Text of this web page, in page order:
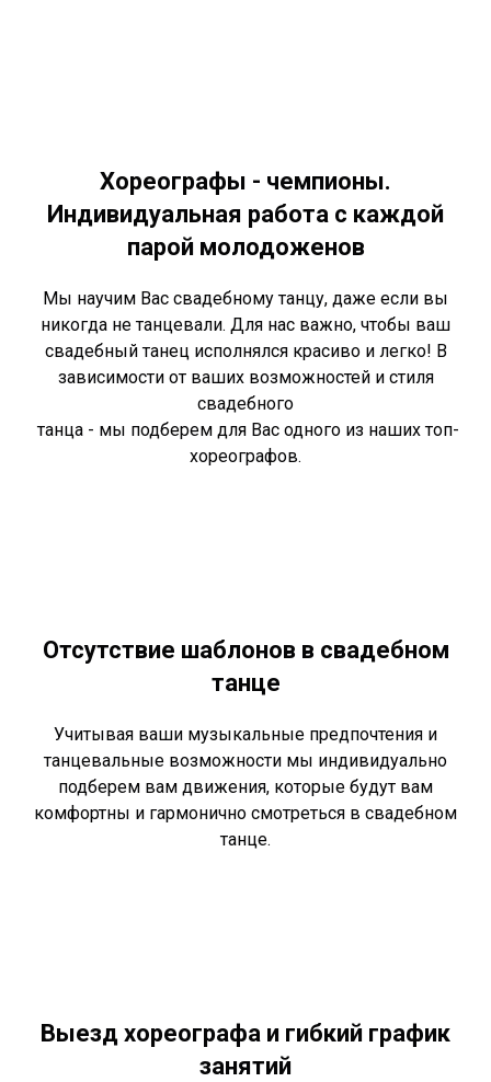
Хореографы - чемпионы.
Индивидуальная работа с каждой
парой молодоженов
Мы научим Вас свадебному танцу, даже если вы
никогда не танцевали. Для нас важно, чтобы ваш
свадебный танец исполнялся красиво и легко! В
зависимости от ваших возможностей и стиля
свадебного
танца - мы подберем для Вас одного из наших топ-
хореографов.
Отсутствие шаблонов в свадебном
танце
Учитывая ваши музыкальные предпочтения и
танцевальные возможности мы индивидуально
подберем вам движения, которые будут вам
комфортны и гармонично смотреться в свадебном
танце.
Выезд хореографа и гибкий график
занятий